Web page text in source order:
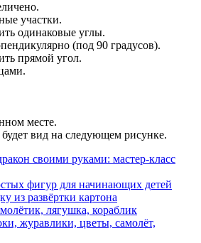
участки.
одинаковые углы.
(под 90 градусов).
прямой угол.
месте.
вид на следующем рисунке.
своими руками: мастер-класс
фигур для начинающих детей
из развёртки картона
лягушка, кораблик
журавлики, цветы, самолёт,